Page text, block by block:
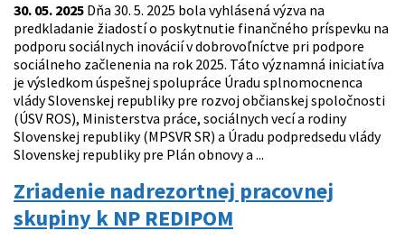
30. 05. 2025 Dňa 30. 5. 2025 bola vyhlásená výzva na
predkladanie žiadostí o poskytnutie finančného príspevku na
podporu sociálnych inovácií v dobrovoľníctve pri podpore
sociálneho začlenenia na rok 2025. Táto významná iniciatíva
je výsledkom úspešnej spolupráce Úradu splnomocnenca
vlády Slovenskej republiky pre rozvoj občianskej spoločnosti
(ÚSV ROS), Ministerstva práce, sociálnych vecí a rodiny
Slovenskej republiky (MPSVR SR) a Úradu podpredsedu vlády
Slovenskej republiky pre Plán obnovy a ...
Zriadenie nadrezortnej pracovnej
skupiny k NP REDIPOM